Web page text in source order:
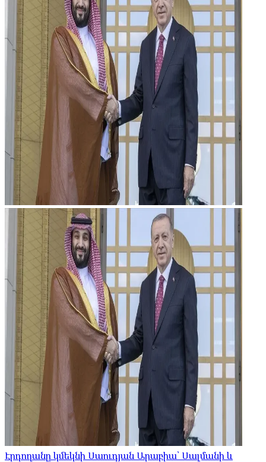
Էրդողանը կմեկնի Սաուդյան Արաբիա՝ Սալմանի և